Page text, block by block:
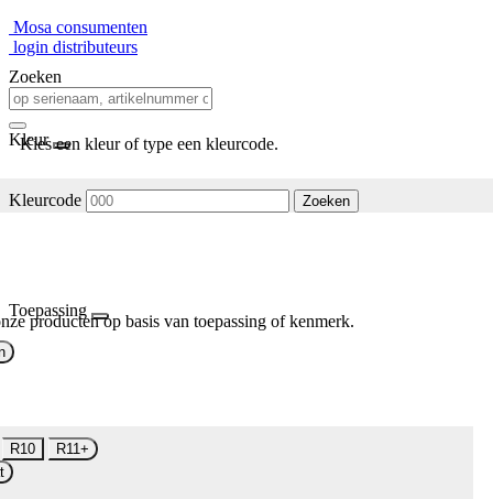
Mosa consumenten
login distributeurs
Zoeken
Kleur
Kies een kleur of type een kleurcode.
Kleurcode Zoeken
Toepassing
producten op basis van toepassing of kenmerk.
R10
R11+